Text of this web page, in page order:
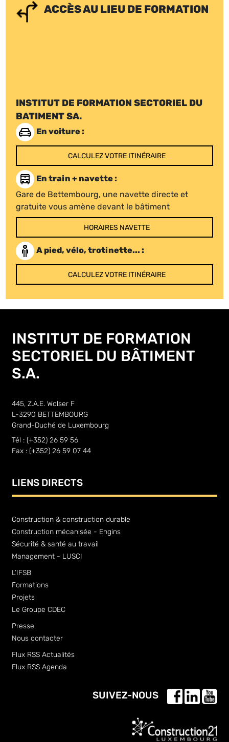
ACCÈS AU LIEU DE FORMATION
INSTITUT DE FORMATION SECTORIEL DU
BATIMENT SA.
En voiture :
CALCULEZ VOTRE ITINÉRAIRE
En train + navette :
Gare de Bettembourg, une navette directe et
gratuite vous amène devant le bâtiment
HORAIRES NAVETTE
A pied, vélo, trotinette... :
CALCULEZ VOTRE ITINÉRAIRE
INSTITUT DE FORMATION
SECTORIEL DU BÂTIMENT
S.A.
445, Z.A.E. Wolser F
L-3290 BETTEMBOURG
Grand-Duché de Luxembourg
Tél : (+352) 26 59 56
Fax : (+352) 26 59 07 44
LIENS DIRECTS
Construction & construction durable
Construction mécanisée - Engins
Sécurité & santé au travail
Management - LUSCI
L’IFSB
Formations
Projets
Le Groupe CDEC
Presse
Nous contacter
Flux RSS Actualités
Flux RSS Agenda
SUIVEZ-NOUS